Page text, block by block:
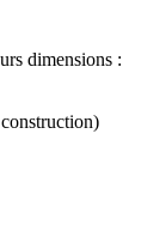
dimensions :